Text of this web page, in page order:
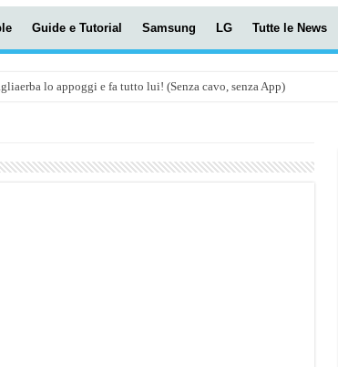
Guide e Tutorial Samsung LG Tutte le News
lo appoggi e fa tutto lui! (Senza cavo, senza App)
e molto efficace. Ecco come va in strada